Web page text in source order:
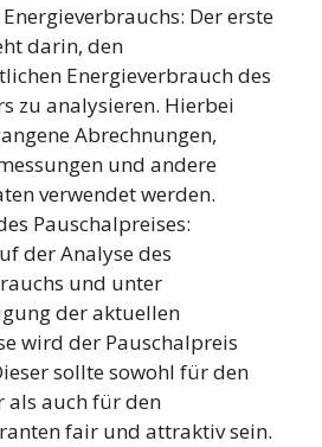
Der erste
darin, den
Energieverbrauch des
zu analysieren. Hierbei
Abrechnungen,
und andere
verwendet werden.
Pauschalpreises:
der Analyse des
und unter
der aktuellen
wird der Pauschalpreis
sollte sowohl für den
als auch für den
fair und attraktiv sein.